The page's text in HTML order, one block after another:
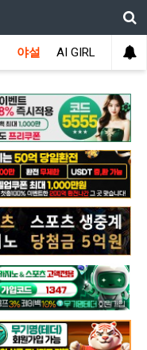
야설 AI GIRL